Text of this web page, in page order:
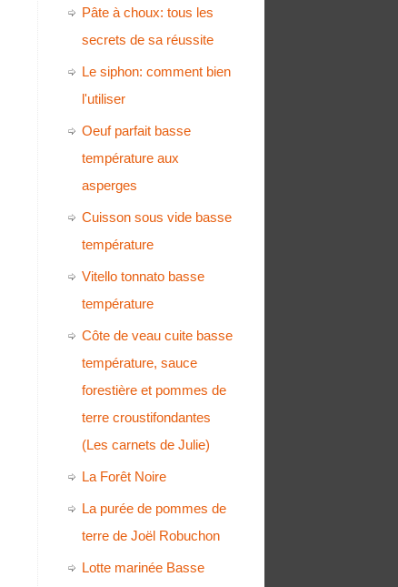
Pâte à choux: tous les
secrets de sa réussite
Le siphon: comment bien
l'utiliser
Oeuf parfait basse
température aux
asperges
Cuisson sous vide basse
température
Vitello tonnato basse
température
Côte de veau cuite basse
température, sauce
forestière et pommes de
terre croustifondantes
(Les carnets de Julie)
La Forêt Noire
La purée de pommes de
terre de Joël Robuchon
Lotte marinée Basse